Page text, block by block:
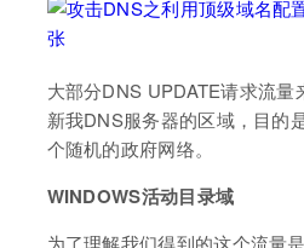
大部分DNS UPDATE请求流
新我DNS服务器的区域，目的
个随机的政府网络。
WINDOWS活动目录域